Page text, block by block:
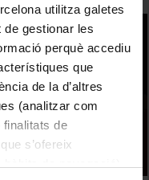
utilitza galetes
de gestionar les
perquè accediu
que
de la d’altres
(analitzar com
finalitats de
s’ofereix